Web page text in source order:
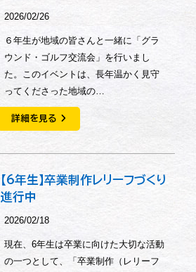
2026/02/26
６年生が地域の皆さんと一緒に「グラ
ウンド・ゴルフ交流会」を行いまし
た。このイベントは、長年温かく見守
ってくださった地域の…
詳細を見る
【6年生】卒業制作レリーフづくり
進行中
2026/02/18
現在、6年生は卒業に向けた大切な活動
の一つとして、「卒業制作（レリーフ